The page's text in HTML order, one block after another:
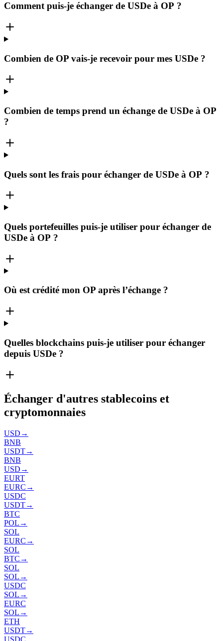
Comment puis-je échanger de USDe à OP ?
Combien de OP vais-je recevoir pour mes USDe ?
Combien de temps prend un échange de USDe à OP
?
Quels sont les frais pour échanger de USDe à OP ?
Quels portefeuilles puis-je utiliser pour échanger de
USDe à OP ?
Où est crédité mon OP après l’échange ?
Quelles blockchains puis-je utiliser pour échanger
depuis USDe ?
Échanger d'autres stablecoins et
cryptomonnaies
USD →
BNB
USDT→
BNB
USD →
EURT
EURC →
USDC
USDT→
BTC
POL →
SOL
EURC →
SOL
BTC →
SOL
SOL →
USDC
SOL →
EURC
SOL →
ETH
USDT→